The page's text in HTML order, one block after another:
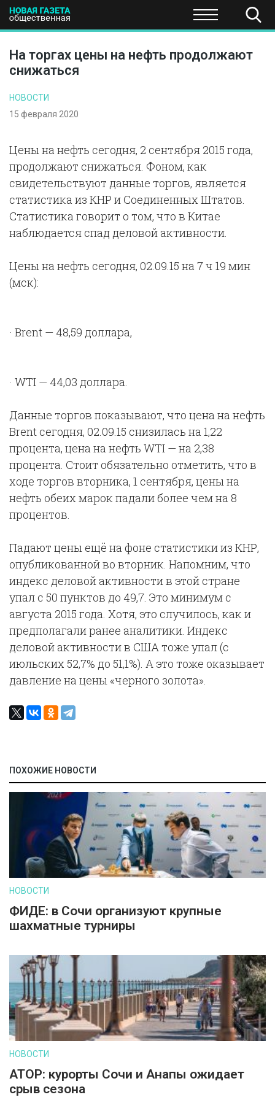
ПОЛИТИКА ЭКОНОМИКА НАУКА И
На торгах цены на нефть продолжают
снижаться
НОВОСТИ
15 февраля 2020
Цены на нефть сегодня, 2 сентября 2015 года,
продолжают снижаться. Фоном, как
свидетельствуют данные торгов, является
статистика из КНР и Соединенных Штатов.
Статистика говорит о том, что в Китае
наблюдается спад деловой активности.
Цены на нефть сегодня, 02.09.15 на 7 ч 19 мин
(мск):
· Brent — 48,59 доллара,
· WTI — 44,03 доллара.
Данные торгов показывают, что цена на нефть
Brent сегодня, 02.09.15 снизилась на 1,22
процента, цена на нефть WTI — на 2,38
процента. Стоит обязательно отметить, что в
ходе торгов вторника, 1 сентября, цены на
нефть обеих марок падали более чем на 8
процентов.
Падают цены ещё на фоне статистики из КНР,
опубликованной во вторник. Напомним, что
индекс деловой активности в этой стране
упал с 50 пунктов до 49,7. Это минимум с
августа 2015 года. Хотя, это случилось, как и
предполагали ранее аналитики. Индекс
деловой активности в США тоже упал (с
июльских 52,7% до 51,1%). А это тоже оказывает
давление на цены «черного золота».
ПОХОЖИЕ НОВОСТИ
НОВОСТИ
ФИДЕ: в Сочи организуют крупные
шахматные турниры
НОВОСТИ
АТОР: курорты Сочи и Анапы ожидает
срыв сезона